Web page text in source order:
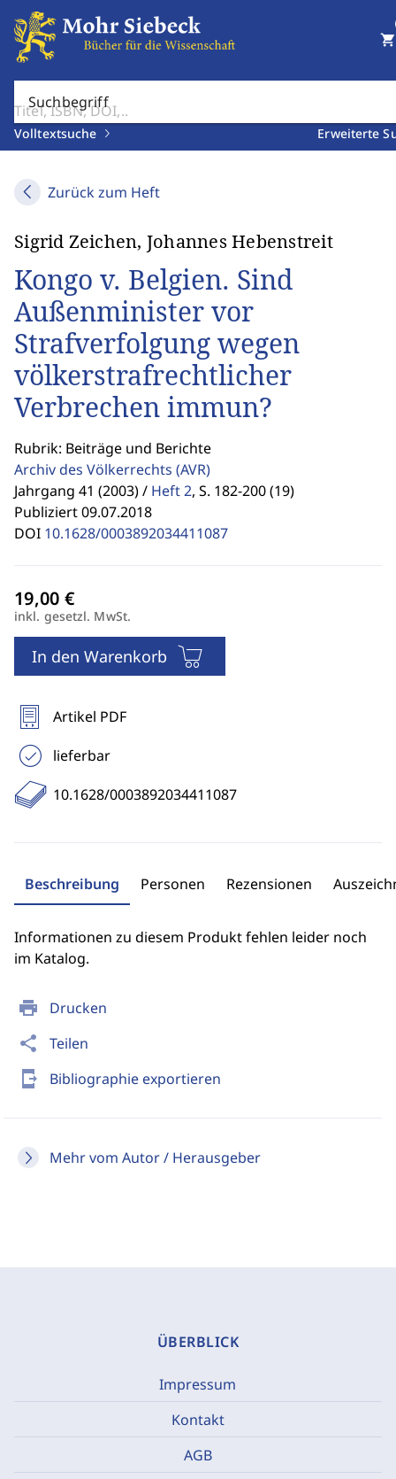
Suchbegriff
Volltextsuche Erweiterte
shopping_cart
Zurück zum Heft
print Drucken
share Teilen
send_to_mobile Bibliographie exportieren
Mehr vom Autor / Herausgeber
Sigrid Zeichen, Johannes Hebenstreit
Kongo v. Belgien. Sind
Außenminister vor
Strafverfolgung wegen
völkerstrafrechtlicher
Verbrechen immun?
Rubrik: Beiträge und Berichte
Archiv des Völkerrechts (AVR)
Jahrgang 41 (2003) / Heft 2, S. 182-200 (19)
Publiziert 09.07.2018
DOI 10.1628/0003892034411087
inkl. gesetzl. MwSt.
In den Warenkorb
Artikel PDF
lieferbar
10.1628/0003892034411087
Beschreibung Personen Rezensionen
Informationen zu diesem Produkt fehlen leider noch
im Katalog.
ÜBERBLICK
Impressum
Kontakt
AGB